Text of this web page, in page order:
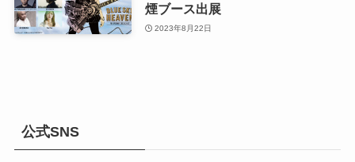
煙ブース出展
2023年8月22日
公式SNS